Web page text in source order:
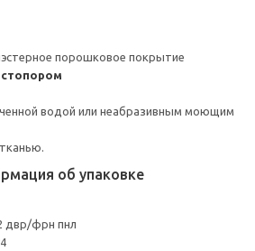
порошковое покрытие
водой или неабразивным моющим
об упаковке
двр/фрн пнл